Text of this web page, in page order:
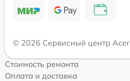
© 2026 Сервисный центр Acer
Стоимость ремонта
Оплата и доставка